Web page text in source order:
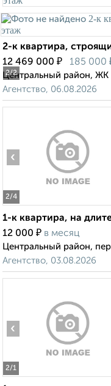
2/2
2-к квартира,
12 469 000 ₽ 185 000
Центральный район,
Агентство, 06.08.2026
2/4
‹
1-к квартира, на
12 000 ₽ в месяц
Центральный район,
Агентство, 03.08.2026
2/1
‹